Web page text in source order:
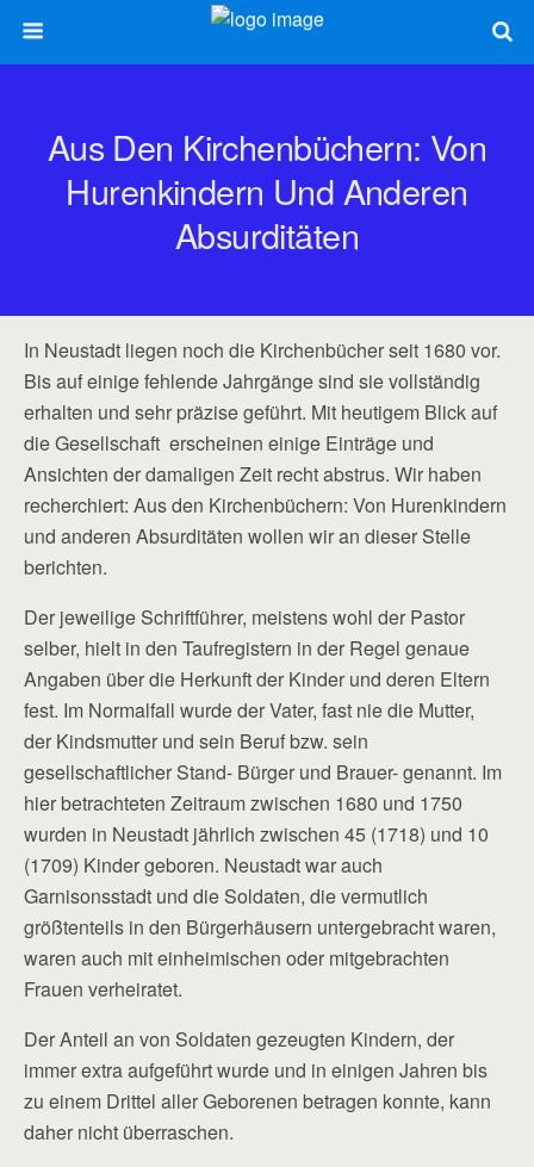
Aus Den Kirchenbüchern: Von
Hurenkindern Und Anderen
Absurditäten
In Neustadt liegen noch die Kirchenbücher seit 1680 vor.
Bis auf einige fehlende Jahrgänge sind sie vollständig
erhalten und sehr präzise geführt. Mit heutigem Blick auf
die Gesellschaft erscheinen einige Einträge und
Ansichten der damaligen Zeit recht abstrus. Wir haben
recherchiert: Aus den Kirchenbüchern: Von Hurenkindern
und anderen Absurditäten wollen wir an dieser Stelle
berichten.
Der jeweilige Schriftführer, meistens wohl der Pastor
selber, hielt in den Taufregistern in der Regel genaue
Angaben über die Herkunft der Kinder und deren Eltern
fest. Im Normalfall wurde der Vater, fast nie die Mutter,
der Kindsmutter und sein Beruf bzw. sein
gesellschaftlicher Stand- Bürger und Brauer- genannt. Im
hier betrachteten Zeitraum zwischen 1680 und 1750
wurden in Neustadt jährlich zwischen 45 (1718) und 10
(1709) Kinder geboren. Neustadt war auch
Garnisonsstadt und die Soldaten, die vermutlich
größtenteils in den Bürgerhäusern untergebracht waren,
waren auch mit einheimischen oder mitgebrachten
Frauen verheiratet.
Der Anteil an von Soldaten gezeugten Kindern, der
immer extra aufgeführt wurde und in einigen Jahren bis
zu einem Drittel aller Geborenen betragen konnte, kann
daher nicht überraschen.